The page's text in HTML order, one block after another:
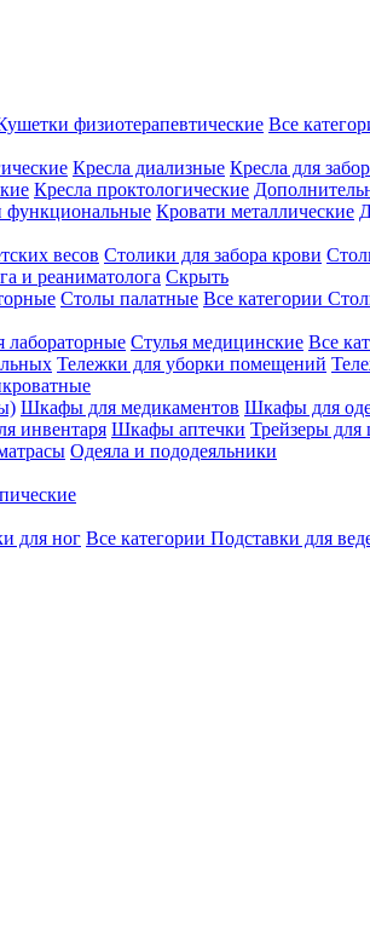
физиотерапевтические Все
Кресла диализные Кресла для
Кресла проктологические
функциональные Кровати металлические
весов Столики для забора крови
и реаниматолога Скрыть
Столы палатные Все категории
лабораторные Стулья медицинские Все
Тележки для уборки помещений
Шкафы для медикаментов Шкафы для
инвентаря Шкафы аптечки Трейзеры для
Одеяла и пододеяльники
для ног Все категории Подставки для